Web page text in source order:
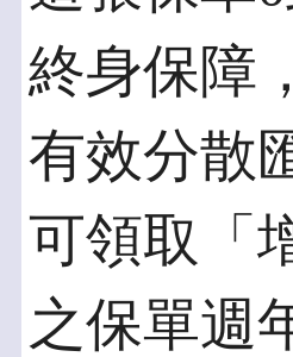
終身保障
有效分散
可領取「
之保單週